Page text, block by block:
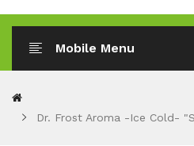
Mobile Menu
Dr. Frost Aroma -Ice Cold-